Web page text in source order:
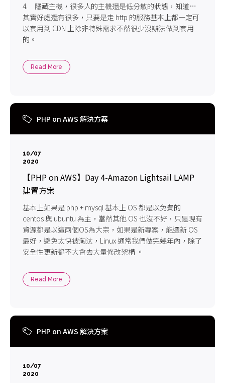
4. 隱藏主機，很多人的主機還是低分散的狀態，知道的
網站就可以猜說你的其他服務是不是在同一台
其實好處還有很多，只要是走 http 的服務基本上都一定可
以套用到 CDN 上除非特殊需求不然很少沒辦法做到套用
的。
Read More
PHP on AWS 解決方案
10/07
2020
【PHP on AWS】Day 4-Amazon Lightsail LAMP
建置方案
基本上如果是 php + mysql 基本上 OS 都是以免費的
centos 與 ubuntu 為主，當然其他 OS 也沒不好，只是現有
資源都是以這兩個OS為大宗，如果是新專案，能選新 OS
最好，避免太快被淘汰，Linux 通常我們做完幾年內，除了
安全性更新都不大會去大量修改架構 。
Read More
PHP on AWS 解決方案
10/07
2020